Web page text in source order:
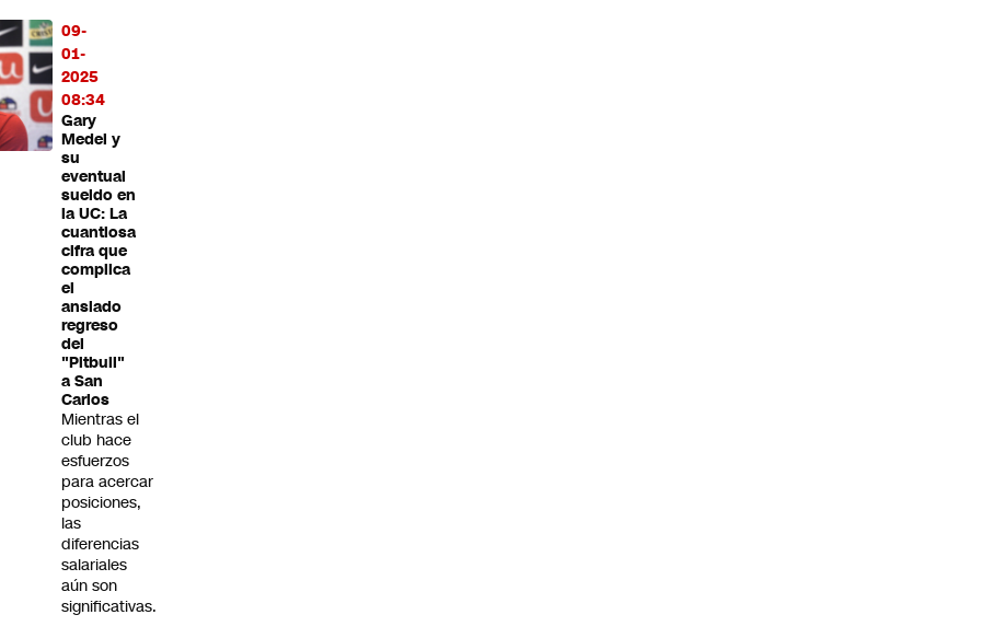
09-
01-
2025
08:34
Gary
Medel y
su
eventual
sueldo en
la UC: La
cuantiosa
cifra que
complica
el
ansiado
regreso
del
"Pitbull"
a San
Carlos
Mientras el
club hace
esfuerzos
para acercar
posiciones,
las
diferencias
salariales
aún son
significativas.